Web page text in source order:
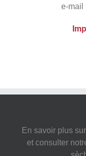
e-mail
En savoir plus
et consulter